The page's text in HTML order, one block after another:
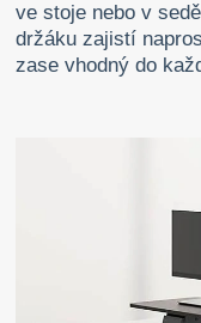
ve stoje nebo v
držáku zajistí
zase vhodný do